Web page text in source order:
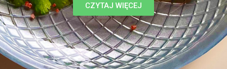
CZYTAJ WIĘCEJ